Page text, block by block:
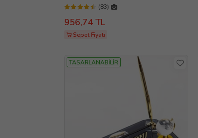
(83)
956,74 TL
Sepet Fiyatı
TASARLANABİLİR